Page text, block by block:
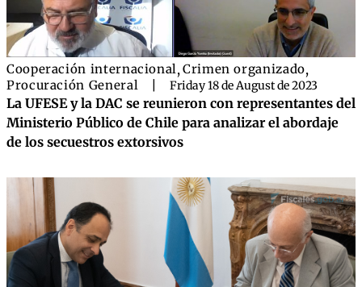
Cooperación internacional,Crimen organizado,
Procuración General Friday 18 de August de 2023
La UFESE y la DAC se reunieron con representantes del
Ministerio Público de Chile para analizar el abordaje
de los secuestros extorsivos